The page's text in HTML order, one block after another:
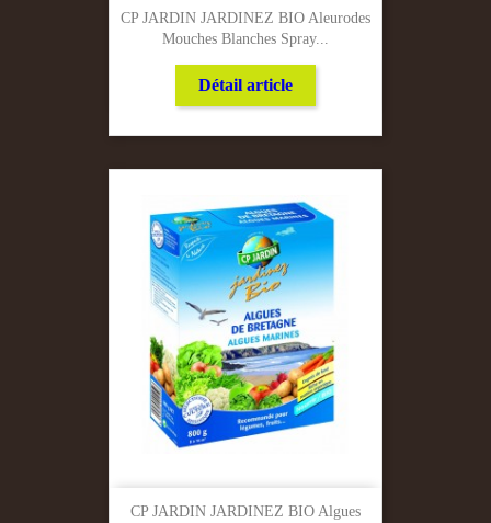
CP JARDIN JARDINEZ BIO Aleurodes
Mouches Blanches Spray...
Détail article
CP JARDIN JARDINEZ BIO Algues